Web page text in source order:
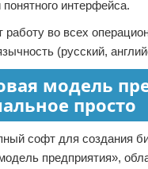
понятного интерфейса.
работу во всех
(русский,
модель
просто
софт для создания
предприятия»,